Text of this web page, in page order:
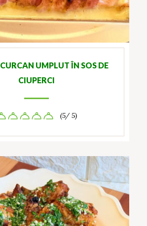
UMPLUT ÎN SOS DE
CIUPERCI
(5/ 5)